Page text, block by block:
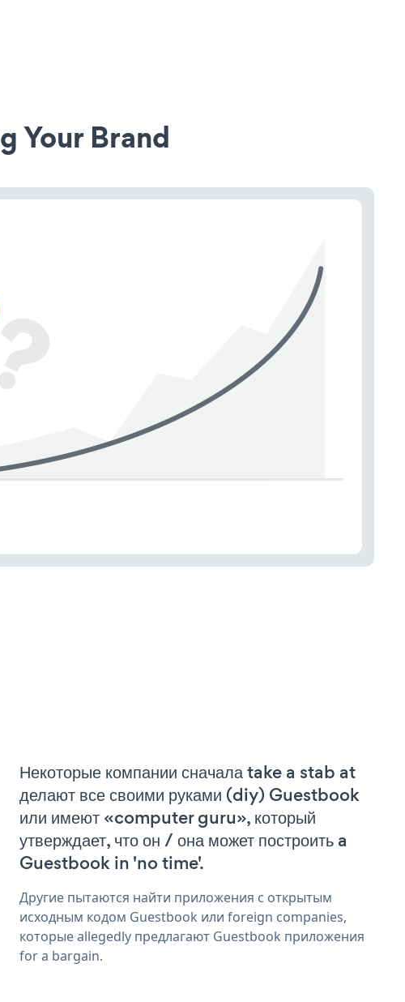
Your Brand
Некоторые компании сначала take a stab at
делают все своими руками (diy) Guestbook
или имеют «computer guru», который
утверждает, что он / она может построить a
Guestbook in 'no time'.
Другие пытаются найти приложения с открытым
исходным кодом Guestbook или foreign companies,
которые allegedly предлагают Guestbook приложения
for a bargain.